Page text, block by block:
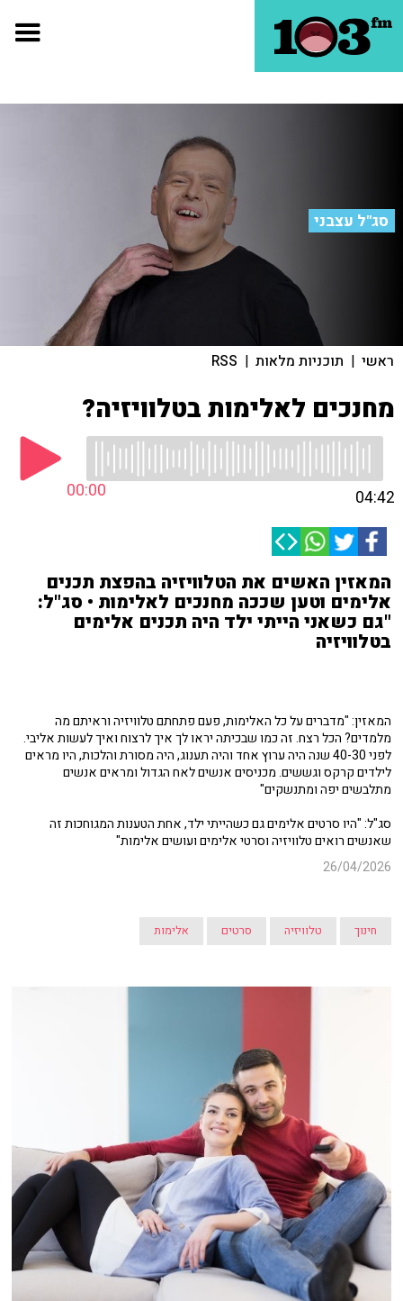
סג"ל עצבני
ראשי | תוכניות מלאות |
RSS
מחנכים לאלימות בטלוויזיה?
00:00 04:42
המאזין האשים את הטלוויזיה בהפצת תכנים
אלימים וטען שככה מחנכים לאלימות • סג"ל:
"גם כשאני הייתי ילד היה תכנים אלימים
בטלוויזיה
המאזין: "מדברים על כל האלימות, פעם פתחתם טלוויזיה וראיתם מה
מלמדים? הכל רצח. זה כמו שבכיתה יראו לך איך לרצוח ואיך לעשות אליבי.
לפני 40-30 שנה היה ערוץ אחד והיה תענוג, היה מסורת והלכות, היו מראים
לילדים קרקס וגששים. מכניסים אנשים לאח הגדול ומראים אנשים
מתלבשים יפה ומתנשקים"
סג"ל: "היו סרטים אלימים גם כשהייתי ילד, אחת הטענות המגוחכות זה
שאנשים רואים טלוויזיה וסרטי אלימים ועושים אלימות"
26/04/2026
חינוך טלוויזיה סרטים אלימות